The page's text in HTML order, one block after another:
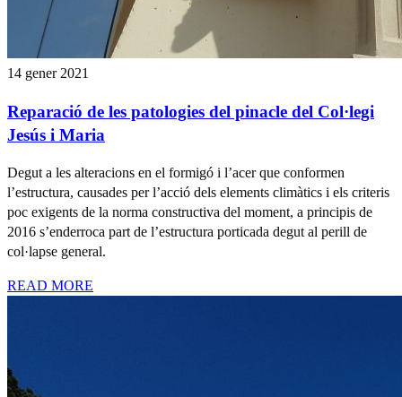
14 gener 2021
Reparació de les patologies del pinacle del Col·legi
Jesús i Maria
Degut a les alteracions en el formigó i l’acer que conformen
l’estructura, causades per l’acció dels elements climàtics i els criteris
poc exigents de la norma constructiva del moment, a principis de
2016 s’enderroca part de l’estructura porticada degut al perill de
col·lapse general.
READ MORE